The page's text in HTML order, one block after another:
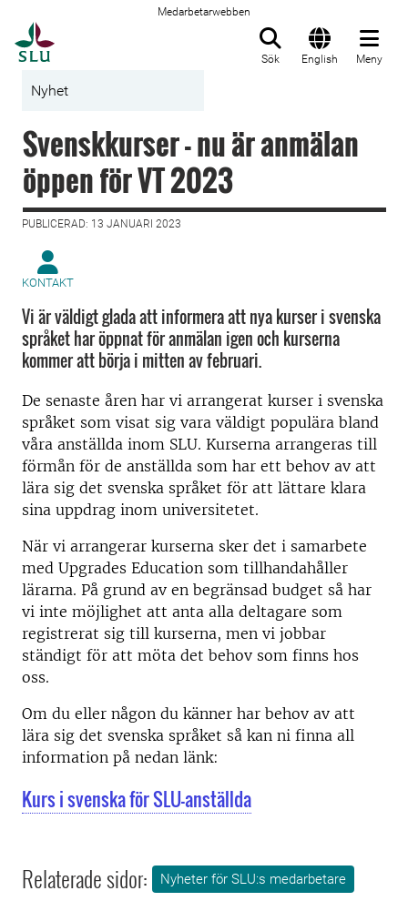
Medarbetarwebben
Sök English Meny
Nyhet
Svenskkurser - nu är anmälan
öppen för VT 2023
PUBLICERAD: 13 JANUARI 2023
KONTAKT
Vi är väldigt glada att informera att nya kurser i svenska
språket har öppnat för anmälan igen och kurserna
kommer att börja i mitten av februari.
De senaste åren har vi arrangerat kurser i svenska
språket som visat sig vara väldigt populära bland
våra anställda inom SLU. Kurserna arrangeras till
förmån för de anställda som har ett behov av att
lära sig det svenska språket för att lättare klara
sina uppdrag inom universitetet.
När vi arrangerar kurserna sker det i samarbete
med Upgrades Education som tillhandahåller
lärarna. På grund av en begränsad budget så har
vi inte möjlighet att anta alla deltagare som
registrerat sig till kurserna, men vi jobbar
ständigt för att möta det behov som finns hos
oss.
Om du eller någon du känner har behov av att
lära sig det svenska språket så kan ni finna all
information på nedan länk:
Kurs i svenska för SLU-anställda
Relaterade sidor: Nyheter för SLU:s medarbetare